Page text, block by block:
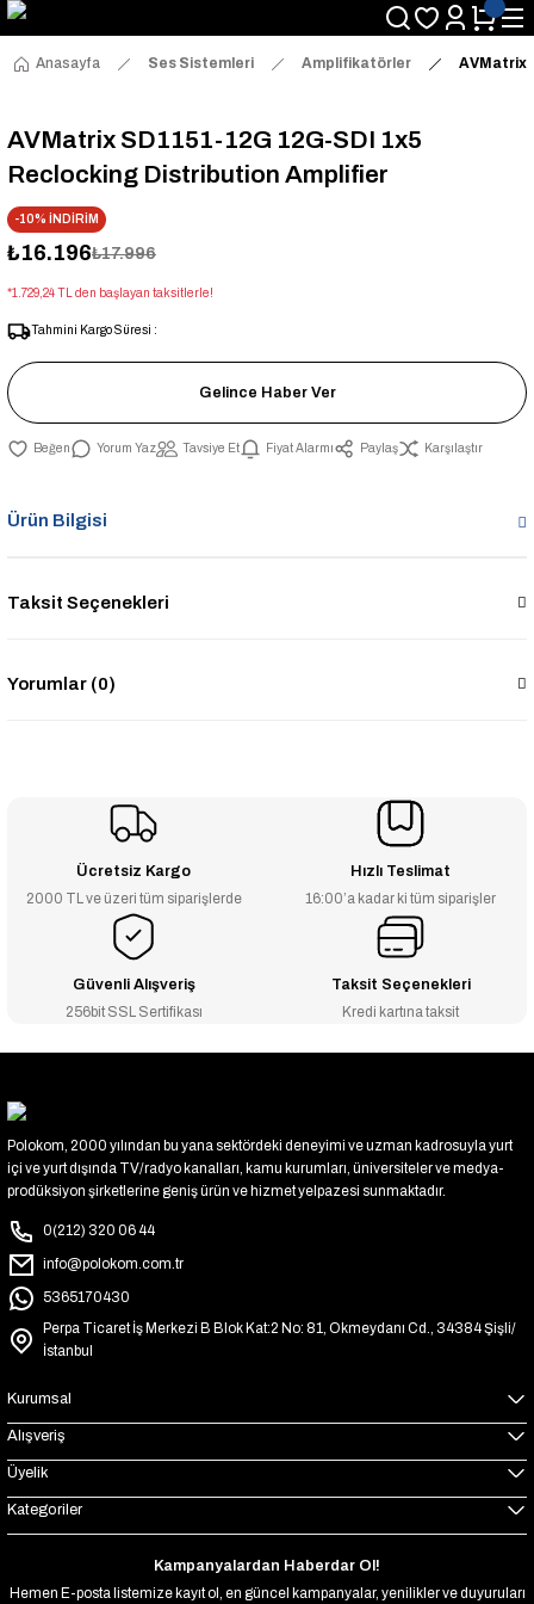
Anasayfa Ses Sistemleri Amplifikatörler AVMatrix
AVMatrix SD1151-12G 12G-SDI 1x5
Reclocking Distribution Amplifier
-10% İNDİRİM
₺16.196₺17.996
*1.729,24 TL den başlayan taksitlerle!
Tahmini Kargo Süresi :
Gelince Haber Ver
Yorum Yaz Tavsiye Et Fiyat Alarmı Paylaş Karşılaştır
Ürün Bilgisi
Taksit Seçenekleri
Yorumlar (0)
Ücretsiz Kargo
2000 TL ve üzeri tüm siparişlerde
Hızlı Teslimat
16:00’a kadar ki tüm siparişler
Güvenli Alışveriş
256bit SSL Sertifikası
Taksit Seçenekleri
Kredi kartına taksit
Polokom, 2000 yılından bu yana sektördeki deneyimi ve uzman kadrosuyla yurt
içi ve yurt dışında TV/radyo kanalları, kamu kurumları, üniversiteler ve medya-
prodüksiyon şirketlerine geniş ürün ve hizmet yelpazesi sunmaktadır.
0(212) 320 06 44
info@polokom.com.tr
5365170430
Perpa Ticaret İş Merkezi B Blok Kat:2 No: 81, Okmeydanı Cd., 34384 Şişli/
İstanbul
Kurumsal
Alışveriş
Üyelik
Kategoriler
Kampanyalardan Haberdar Ol!
Hemen E-posta listemize kayıt ol, en güncel kampanyalar, yenilikler ve duyuruları